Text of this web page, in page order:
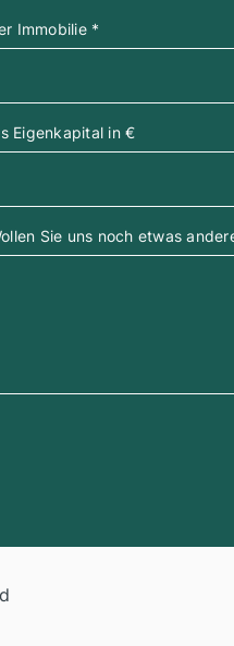
Immobilie *
Eigenkapital in €
Sie uns noch etwas